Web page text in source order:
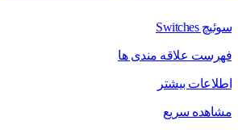
سوئیچ Switches
فهرست علاقه مندی ها
اطلاعات بیشتر
مشاهده سریع